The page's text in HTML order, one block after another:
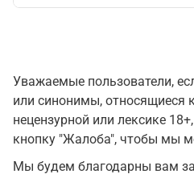
Уважаемые пользователи,
или синонимы, относящиеся
нецензурной или лексике
кнопку "Жалоба", чтобы мы
Мы будем благодарны вам